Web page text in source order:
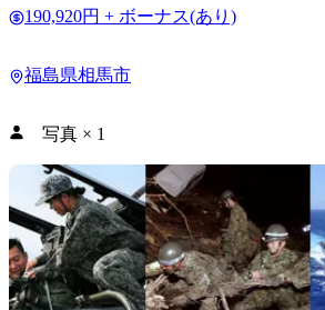
190,920円 + ボーナス(あり)
福島県相馬市
写真 × 1